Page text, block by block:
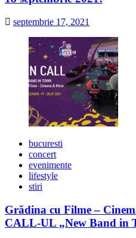
septembrie 17, 2021
bucuresti
concert
evenimente
lifestyle
stiri
Grădina cu Filme –
CALL-UL „New Band in